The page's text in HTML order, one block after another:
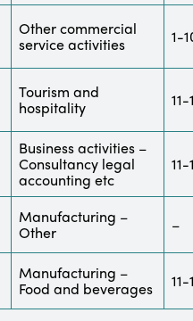
Other commercial
service activities
1-
Tourism and
hospitality
Business activities –
Consultancy legal
accounting etc
Manufacturing –
Other
–
Manufacturing –
Food and beverages